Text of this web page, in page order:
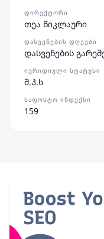
ᲓᲘᲠᲔᲥᲢᲝᲠᲘ
თეა წიკლაური
ᲓᲐᲡᲕᲔᲜᲔᲑᲘᲡ ᲓᲦᲔᲔᲑᲘ
დასვენების
ᲘᲣᲠᲘᲓᲘᲣᲚᲘ ᲡᲢᲐᲢᲣᲡᲘ
შ.პ.ს
ᲡᲐᲤᲝᲡᲢᲝ ᲘᲜᲓᲔᲥᲡᲘ
159